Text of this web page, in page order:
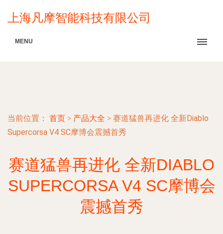
上海凡摩智能科技有限公司
MENU
当前位置： 首页 > 产品大全 > 赛道猛兽再进化 全新Diablo
Supercorsa V4 SC摩博会震撼首秀
赛道猛兽再进化 全新DIABLO
SUPERCORSA V4 SC摩博会
震撼首秀